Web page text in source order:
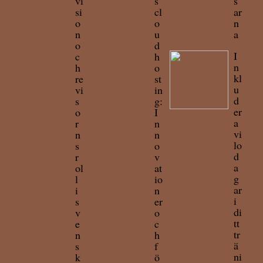
si
o
n
o
c
h
re
vi
s
o
r
n
s
r
ol
l
i
s
v
e
n
s
k
cl
o
u
d
h
o
st
in
g:
I
n
n
o
v
at
io
n
er
o
c
h
f
ö
ar
n
a
I
n
kl
u
d
er
a
vi
lo
d
a
g
ar
i
di
tt
tr
ä
ni